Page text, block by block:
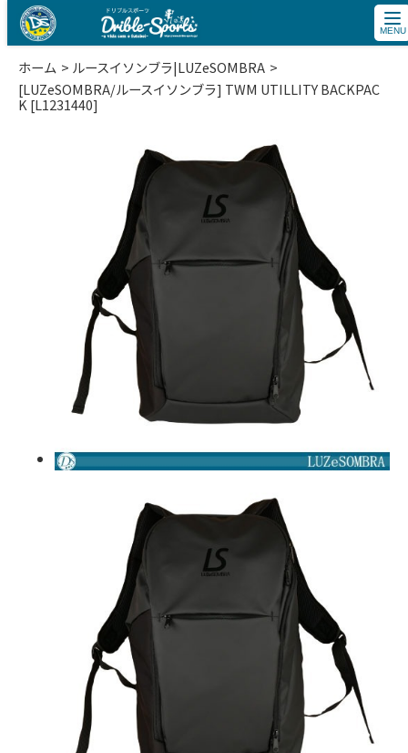
ホーム
ルースイソンブラ|LUZeSOMBRA
[LUZeSOMBRA/ルースイソンブラ] TWM UTILLITY BACKPAC
K [L1231440]